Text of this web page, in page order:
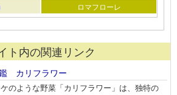
ロマフローレ
ト内の関連リンク
カリフラワー
のような野菜「カリフラワー」は、独特の